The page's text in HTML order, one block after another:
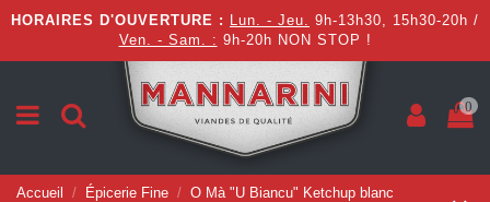
HORAIRES D'OUVERTURE : Lun. - Jeu. 9h-13h30, 15h30-20h /
Ven. - Sam. : 9h-20h NON STOP !
0
Accueil Épicerie Fine
O Mà "U Biancu" Ketchup blanc